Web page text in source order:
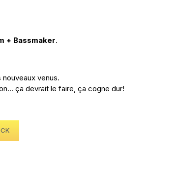
+ Bassmaker.
venus.
ça devrait le faire, ça cogne dur!